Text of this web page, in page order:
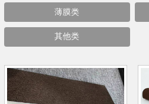
薄膜类
其他类